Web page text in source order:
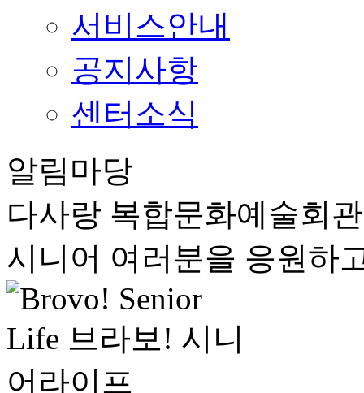
서비스안내
공지사항
센터소식
알림마당
다사랑 복합문화예술회
시니어 여러분을 응원하